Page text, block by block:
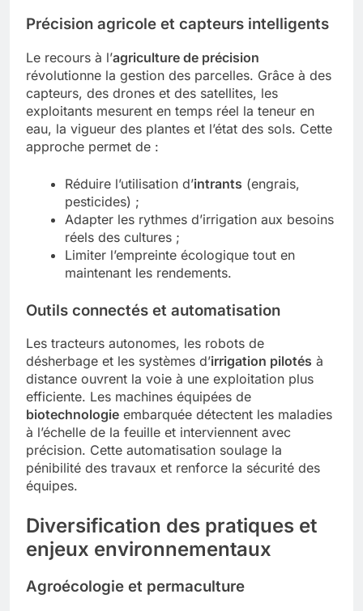
Précision agricole et capteurs intelligents
Le recours à l’agriculture de précision
révolutionne la gestion des parcelles. Grâce à des
capteurs, des drones et des satellites, les
exploitants mesurent en temps réel la teneur en
eau, la vigueur des plantes et l’état des sols. Cette
approche permet de :
Réduire l’utilisation d’intrants (engrais,
pesticides) ;
Adapter les rythmes d’irrigation aux besoins
réels des cultures ;
Limiter l’empreinte écologique tout en
maintenant les rendements.
Outils connectés et automatisation
Les tracteurs autonomes, les robots de
désherbage et les systèmes d’irrigation pilotés à
distance ouvrent la voie à une exploitation plus
efficiente. Les machines équipées de
biotechnologie embarquée détectent les maladies
à l’échelle de la feuille et interviennent avec
précision. Cette automatisation soulage la
pénibilité des travaux et renforce la sécurité des
équipes.
Diversification des pratiques et
enjeux environnementaux
Agroécologie et permaculture